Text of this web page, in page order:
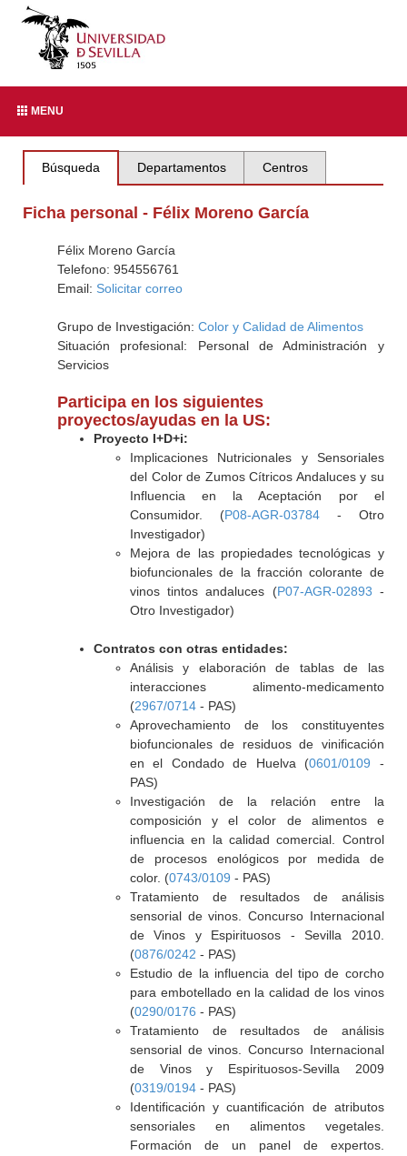
MENU
Búsqueda Departamentos Centros
Ficha personal - Félix Moreno García
Félix Moreno García
Telefono: 954556761
Email: Solicitar correo
Grupo de Investigación: Color y Calidad de Alimentos
Situación profesional: Personal de Administración y
Servicios
Participa en los siguientes
proyectos/ayudas en la US:
Proyecto I+D+i:
Implicaciones Nutricionales y Sensoriales
del Color de Zumos Cítricos Andaluces y su
Influencia en la Aceptación por el
Consumidor. (P08-AGR-03784- Otro
Investigador)
Mejora de las propiedades tecnológicas y
biofuncionales de la fracción colorante de
vinos tintos andaluces (P07-AGR-02893 -
Otro Investigador)
Contratos con otras entidades:
Análisis y elaboración de tablas de las
interacciones alimento-medicamento
(2967/0714- PAS)
Aprovechamiento de los constituyentes
biofuncionales de residuos de vinificación
en el Condado de Huelva (0601/0109 -
PAS)
Investigación de la relación entre la
composición y el color de alimentos e
influencia en la calidad comercial. Control
de procesos enológicos por medida de
color. (0743/0109 - PAS)
Tratamiento de resultados de análisis
sensorial de vinos. Concurso Internacional
de Vinos y Espirituosos - Sevilla 2010.
(0876/0242 - PAS)
Estudio de la influencia del tipo de corcho
para embotellado en la calidad de los vinos
(0290/0176 - PAS)
Tratamiento de resultados de análisis
sensorial de vinos. Concurso Internacional
de Vinos y Espirituosos-Sevilla 2009
(0319/0194- PAS)
Identificación y cuantificación de atributos
sensoriales en alimentos vegetales.
Formación de un panel de expertos.